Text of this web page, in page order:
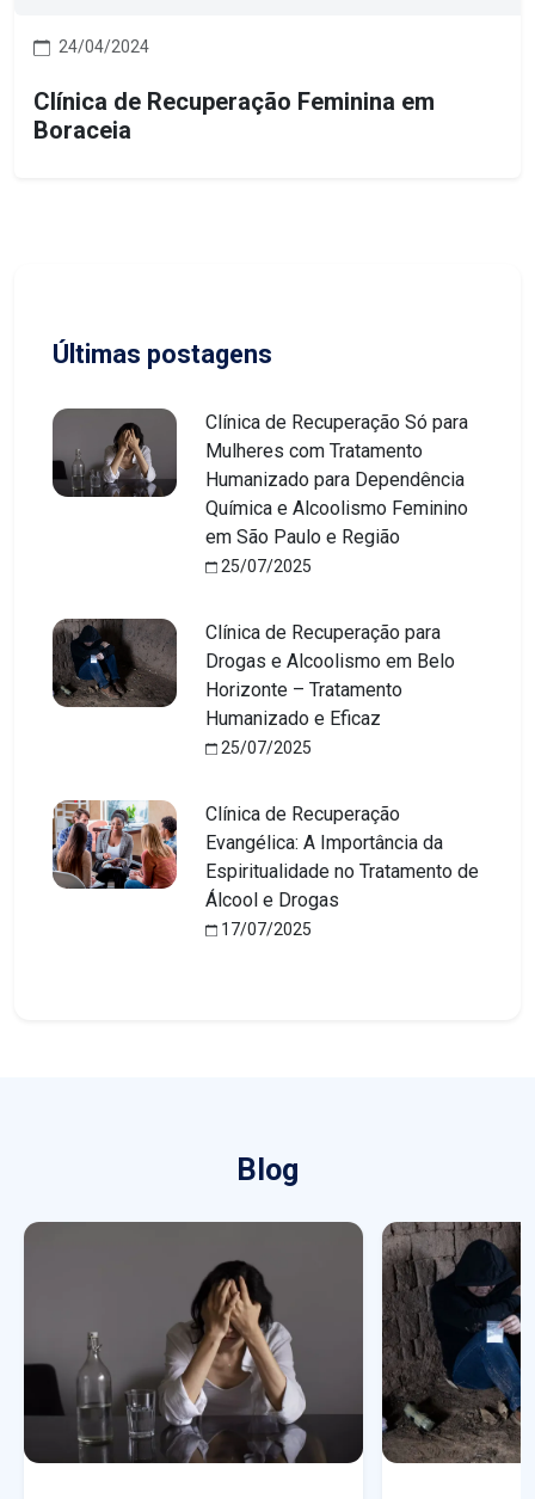
24/04/2024
Clínica de Recuperação Feminina em
Boraceia
Últimas postagens
Clínica de Recuperação Só para
Mulheres com Tratamento
Humanizado para Dependência
Química e Alcoolismo Feminino
em São Paulo e Região
25/07/2025
Clínica de Recuperação para
Drogas e Alcoolismo em Belo
Horizonte – Tratamento
Humanizado e Eficaz
25/07/2025
Clínica de Recuperação
Evangélica: A Importância da
Espiritualidade no Tratamento de
Álcool e Drogas
17/07/2025
Blog